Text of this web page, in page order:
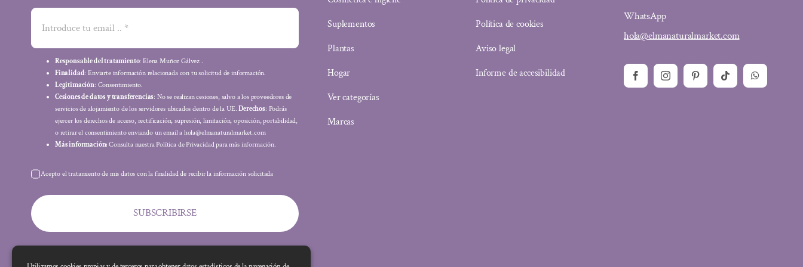
Responsable del tratamiento: Elena Muñoz Gálvez .
Finalidad: Enviarte información relacionada con tu solicitud de información.
Legitimación: Consentimiento.
Cesiones de datos y transferencias: No se realizan cesiones, salvo a los proveedores de
servicios de alojamiento de los servidores ubicados dentro de la UE.Derechos: Podrás
ejercer los derechos de acceso, rectificación, supresión, limitación, oposición, portabilidad,
o retirar el consentimiento enviando un email a hola@elmanaturalmarket.com
Más información: Consulta nuestra Política de Privacidad para más información.
Acepto el tratamiento de mis datos con la finalidad de recibir la información solicitada
SUBSCRIBIRSE
Suplementos
Plantas
Hogar
Ver categorías
Marcas
Política de cookies
Aviso legal
Informe de accesibilidad
WhatsApp
hola@elmanaturalmarket.com